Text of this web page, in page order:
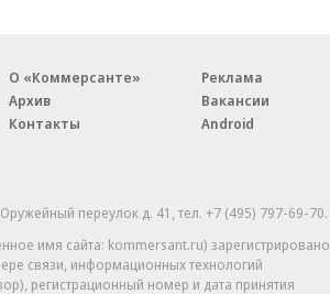
О «Коммерсанте»
Архив
Контакты
Реклама
Вакансии
Android
переулок д. 41,тел. +7 (495) 797-69-70.
имя сайта: kommersant.ru) зарегистрировано
связи, информационных технологий
регистрационный номер и дата принятия